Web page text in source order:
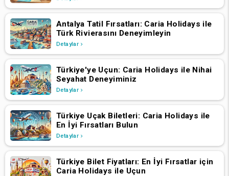
Antalya Tatil Fırsatları: Caria Holidays ile
Türk Rivierasını Deneyimleyin
Detaylar
Türkiye'ye Uçun: Caria Holidays ile Nihai
Seyahat Deneyiminiz
Detaylar
Türkiye Uçak Biletleri: Caria Holidays ile
En İyi Fırsatları Bulun
Detaylar
Türkiye Bilet Fiyatları: En İyi Fırsatlar için
Caria Holidays ile Uçun